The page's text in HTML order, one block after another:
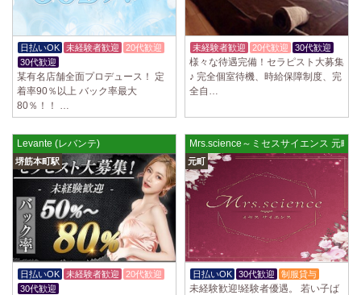
日払いOK 未経験者歓迎
20代歓迎
30代歓迎
某有名店舗全面プロデュース！ 定
着率90％以上 バック率最大
80％！！ …
未経験者歓迎 20代歓迎 30代歓迎
様々な待遇完備！セラピスト大募集
♪ 完全個室待機、時給保障制度、完
全自…
Levante (レバンテ)
堺筋本町駅
日払いOK 未経験者歓迎
20代歓迎
30代歓迎
Mrs.science～ミセスサイエンス 元町
元町
日払いOK 30代歓迎 制服貸与
未経験歓迎!経験者優遇。 若い子ば